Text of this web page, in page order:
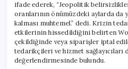
ifade ederek, “Jeopolitik
oranlarının önümüzdeki aylarda da
kalması muhtemel.” dedi. Krizin
etkilerinin hissedildiğini belirten
çekildiğinde veya siparişler iptal
tedarikçileri ve hizmet sağlayıcıları
değerlendirmesinde bulundu.